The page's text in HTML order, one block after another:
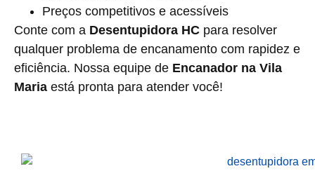
Preços competitivos e acessíveis
Conte com a Desentupidora HC para resolver
qualquer problema de encanamento com rapidez e
eficiência. Nossa equipe de Encanador na Vila
Maria está pronta para atender você!